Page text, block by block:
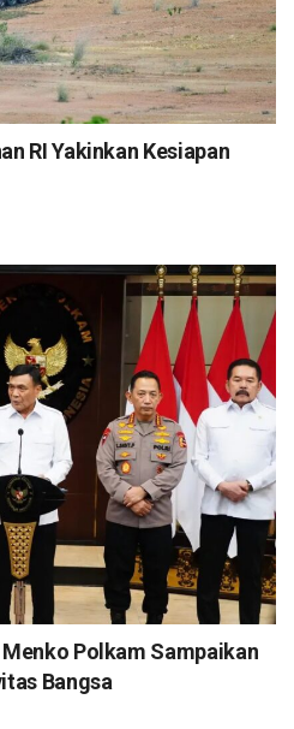
RI Yakinkan Kesiapan
Polkam Sampaikan
Bangsa